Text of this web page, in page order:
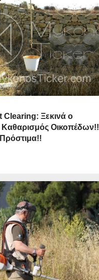
Clearing: Ξεκινά ο
Οικοπέδων!!